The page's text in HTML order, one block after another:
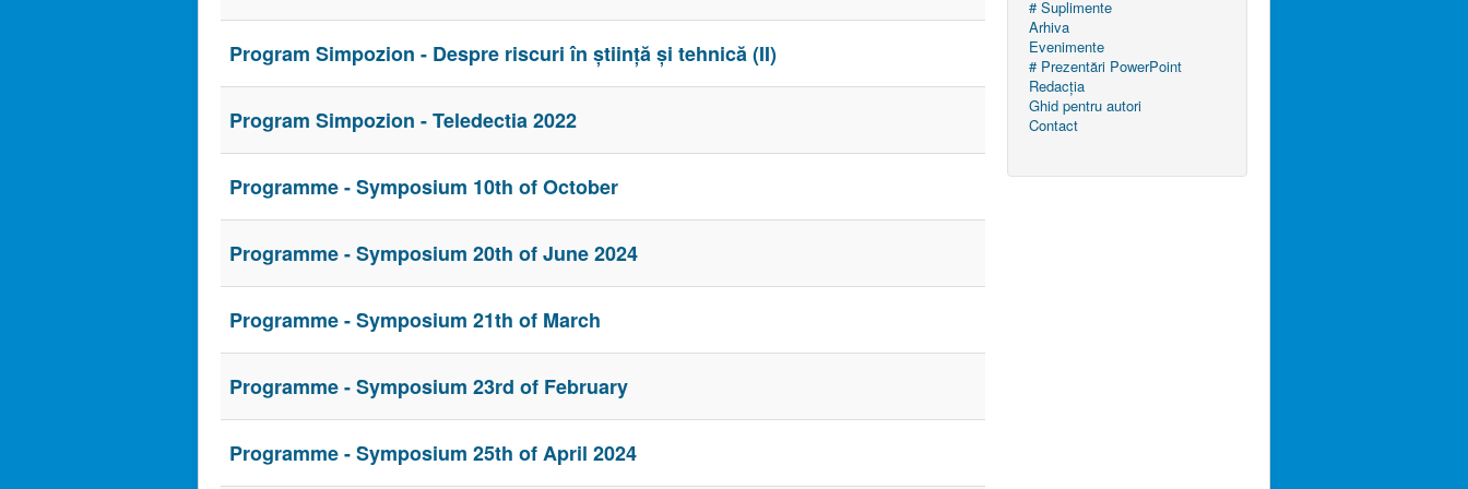
Program Simpozion - Despre riscuri în ştiinţă şi tehnică (II)
Program Simpozion - Teledectia 2022
Programme - Symposium 10th of October
Programme - Symposium 20th of June 2024
Programme - Symposium 21th of March
Programme - Symposium 23rd of February
Programme - Symposium 25th of April 2024
# Suplimente
Arhiva
Evenimente
# Prezentări PowerPoint
Redacția
Ghid pentru autori
Contact